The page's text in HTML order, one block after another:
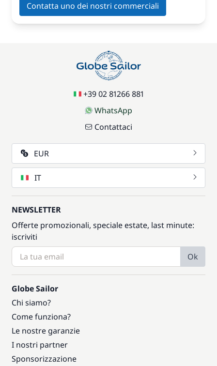
Contatta uno dei nostri commerciali
+39 02 81266 881
WhatsApp
Contattaci
EUR
IT
NEWSLETTER
Offerte promozionali, speciale estate, last minute:
iscriviti
Ok
Globe Sailor
Chi siamo?
Come funziona?
Le nostre garanzie
I nostri partner
Sponsorizzazione